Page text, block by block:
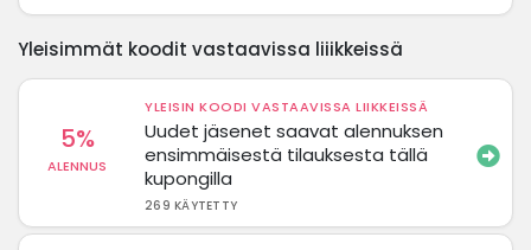
Yleisimmät koodit vastaavissa liiikkeissä
5%
ALENNUS
YLEISIN KOODI VASTAAVISSA LIIKKEISSÄ
Uudet jäsenet saavat alennuksen
ensimmäisestä tilauksesta tällä
kupongilla
269 KÄYTETTY